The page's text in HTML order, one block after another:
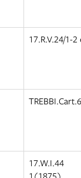
17.R.V.24/1-2
17.W.I.44